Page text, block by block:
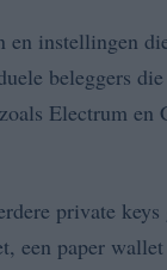
instellingen
beleggers
Electrum en
private keys
een paper